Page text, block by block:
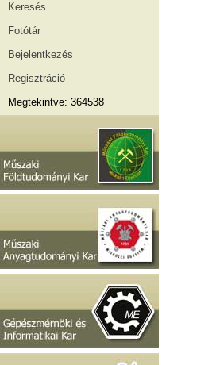
Keresés
Fotótár
Bejelentkezés
Regisztráció
Megtekintve: 364538